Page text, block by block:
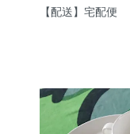
【配送】宅配便